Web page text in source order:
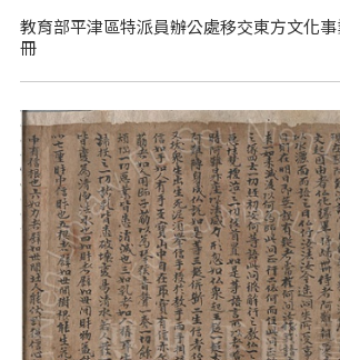
教育部平津區特派員辦公處移交東方文化
冊